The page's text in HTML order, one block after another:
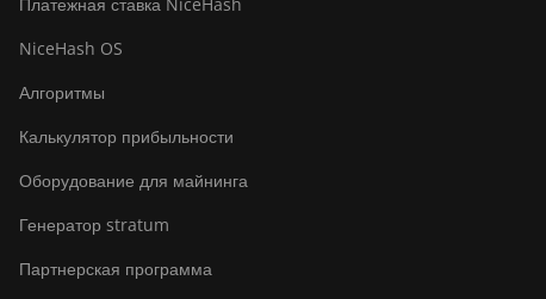
NiceHash OS
Алгоритмы
Калькулятор прибыльности
Оборудование для майнинга
Генератор stratum
Партнерская программа